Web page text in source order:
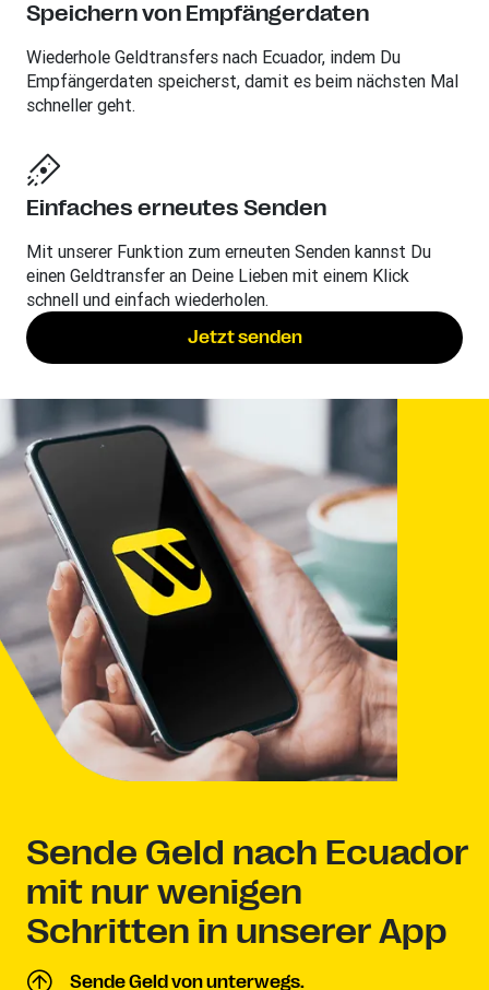
Speichern von Empfängerdaten
Wiederhole Geldtransfers nach Ecuador, indem Du
Empfängerdaten speicherst, damit es beim nächsten Mal
schneller geht.
Einfaches erneutes Senden
Mit unserer Funktion zum erneuten Senden kannst Du
einen Geldtransfer an Deine Lieben mit einem Klick
schnell und einfach wiederholen.
Jetzt senden
Sende Geld nach Ecuador
mit nur wenigen
Schritten in unserer App
Sende Geld von unterwegs.